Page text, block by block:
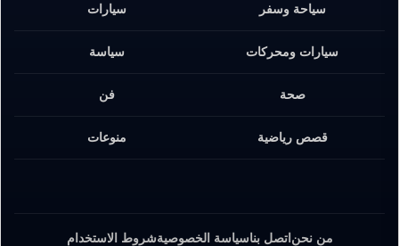
سياحة وسفر سيارات
سيارات ومحركات سياسة
صحة فن
قصص رياضية منوعات
من نحن اتصل بناسياسة الخصوصيةشروط الاستخدام